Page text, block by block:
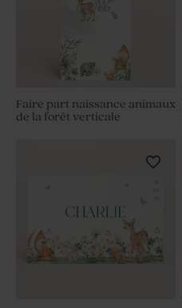
Faire part naissance animaux
de la forêt verticale